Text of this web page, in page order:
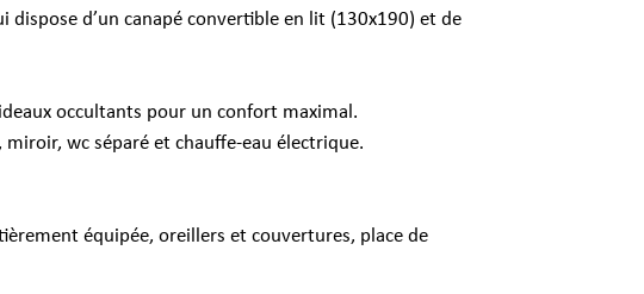
d’un canapé convertible en lit (130x190) et de
occultants pour un confort maximal.
miroir, wc séparé et chauffe-eau électrique.
équipée, oreillers et couvertures, place de